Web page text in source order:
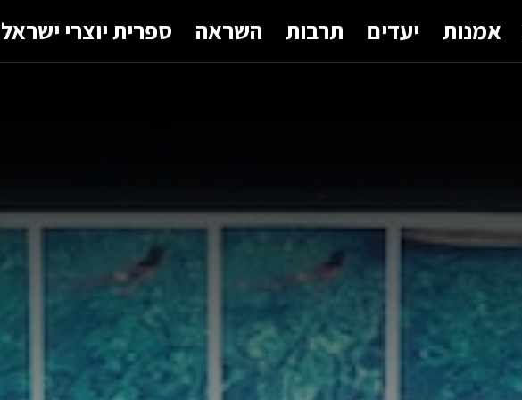
אמנות יעדים תרבות השראה ספרית יוצרי ישראל